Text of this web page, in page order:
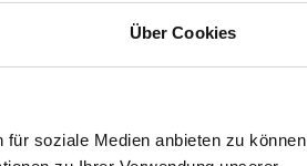
Über Cookies
soziale Medien anbieten zu können